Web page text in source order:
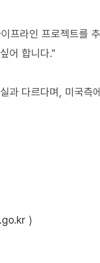
프라인 프로젝트를
어 합니다."
과 다르다며, 미국측
)